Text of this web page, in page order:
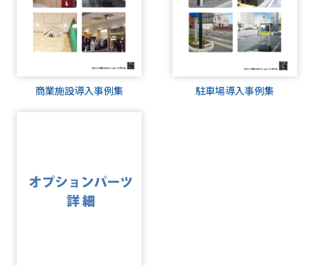
商業施設導入事例集 駐車場導入事例集